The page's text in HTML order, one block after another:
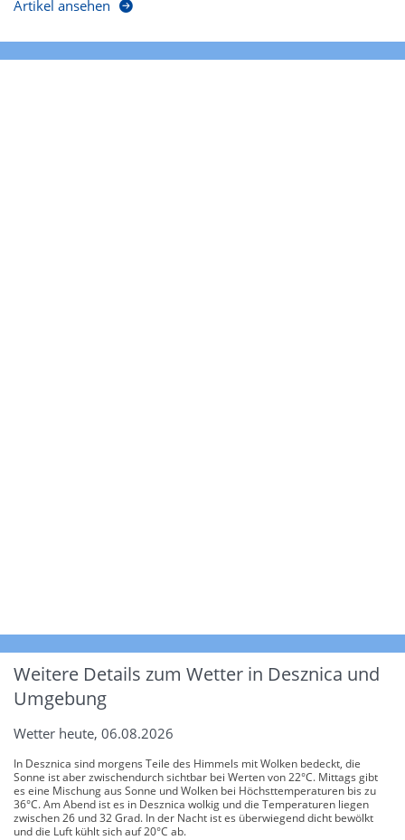
Artikel ansehen
Weitere Details zum Wetter in Desznica und
Umgebung
Wetter heute, 06.08.2026
In Desznica sind morgens Teile des Himmels mit Wolken bedeckt, die
Sonne ist aber zwischendurch sichtbar bei Werten von 22°C. Mittags gibt
es eine Mischung aus Sonne und Wolken bei Höchsttemperaturen bis zu
36°C. Am Abend ist es in Desznica wolkig und die Temperaturen liegen
zwischen 26 und 32 Grad. In der Nacht ist es überwiegend dicht bewölkt
und die Luft kühlt sich auf 20°C ab.